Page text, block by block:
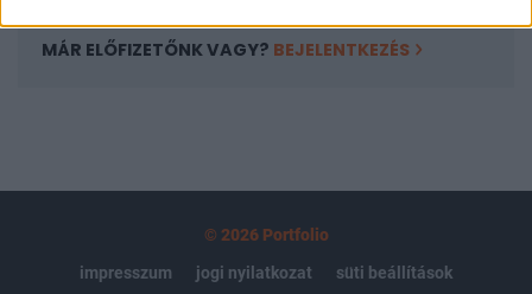
MÁR ELŐFIZETŐNK VAGY? BEJELENTKEZÉS
© 2026 Portfolio
impresszum
jogi nyilatkozat
süti beállítások